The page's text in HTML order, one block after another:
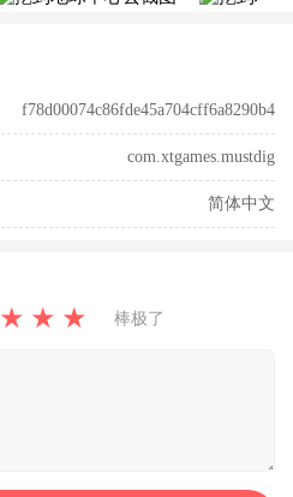
f78d00074c86fde45a704cff6a8290b4
com.xtgames.mustdig
简体中文
★ ★ ★ 棒极了